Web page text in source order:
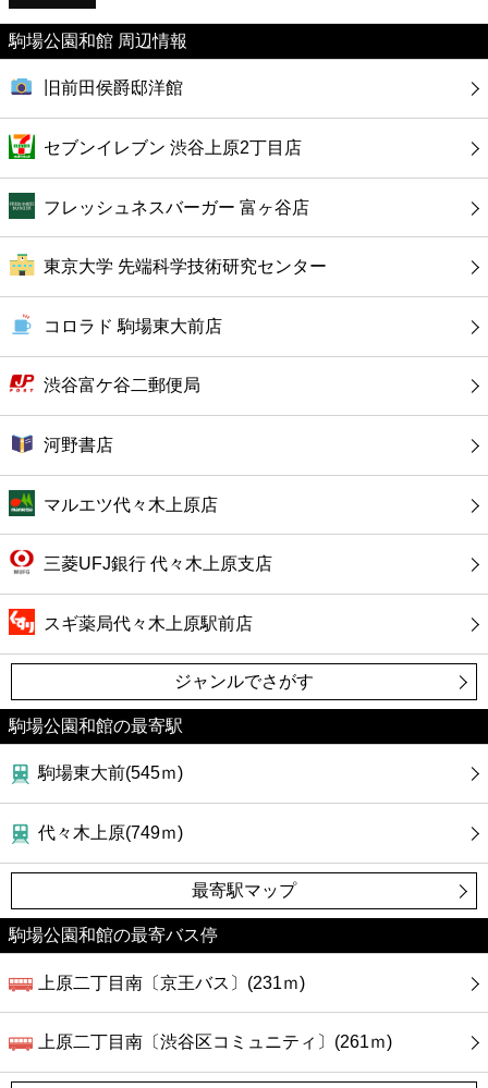
銀行
公共
病院
ホテル
駒場公園和館 周辺情報
旧前田侯爵邸洋館
セブンイレブン 渋谷上原2丁目店
フレッシュネスバーガー 富ヶ谷店
東京大学 先端科学技術研究センター
コロラド 駒場東大前店
渋谷富ケ谷二郵便局
河野書店
マルエツ代々木上原店
三菱UFJ銀行 代々木上原支店
スギ薬局代々木上原駅前店
ジャンルでさがす
駒場公園和館の最寄駅
駒場東大前(545ｍ)
代々木上原(749ｍ)
最寄駅マップ
駒場公園和館の最寄バス停
上原二丁目南〔京王バス〕(231ｍ)
上原二丁目南〔渋谷区コミュニティ〕(261ｍ)